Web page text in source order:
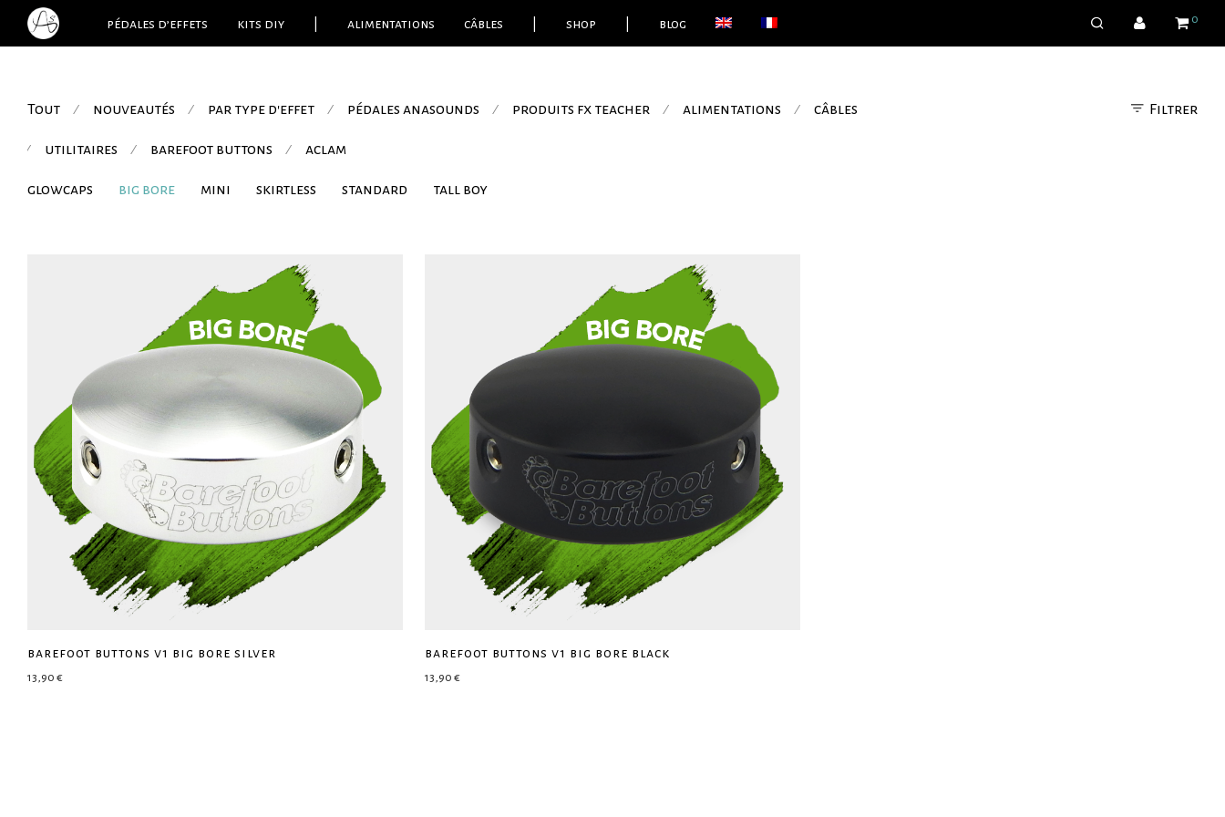
pédales d’effets kits diy alimentations câbles shop blog 0
Filtrer
Tout ⁄ nouveautés ⁄ par type d'effet ⁄ pédales anasounds ⁄ produits fx teacher ⁄ alimentations ⁄ câbles
⁄ utilitaires ⁄ barefoot buttons ⁄ aclam
glowcaps big bore mini skirtless standard tall boy
barefoot buttons v1 big bore silver
13,90 €
barefoot buttons v1 big bore black
13,90 €